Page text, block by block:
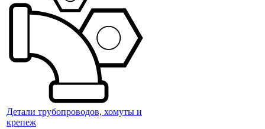
Детали трубопроводов, хомуты и
крепеж